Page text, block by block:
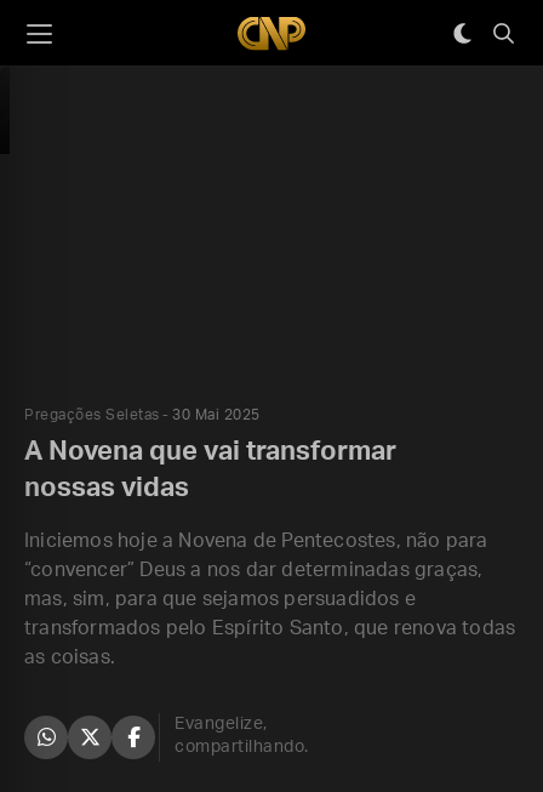
Pregações Seletas 30 Mai 2025
A Novena que vai transformar
nossas vidas
Iniciemos hoje a Novena de Pentecostes, não para
“convencer” Deus a nos dar determinadas graças,
mas, sim, para que sejamos persuadidos e
transformados pelo Espírito Santo, que renova todas
as coisas.
Evangelize,
compartilhando.